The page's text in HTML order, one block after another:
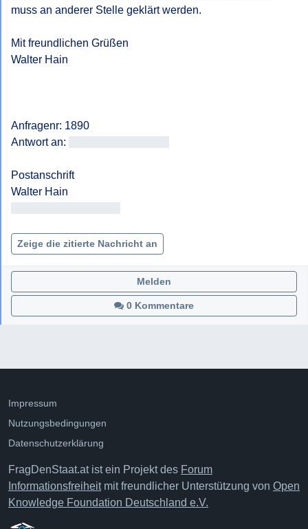
muss an anderer Stelle geklärt werden.
Mit freundlichen Grüßen
Walter Hain
Anfragenr: 1890
Antwort an:
Postanschrift
Zeige die zitierte Nachricht an
0 Kommentare
Melden
Impressum
Nutzungsbedingungen
Datenschutzerklärung
FragDenStaat.at ist ein Projekt des Forum
Informationsfreiheitmit freundlicher Unterstützung von Open
Knowledge Foundation Deutschland e.V.